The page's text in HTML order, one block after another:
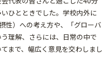
ひとときでした。学校内外に
性）への考え方や、「グローバ
理解、さらには、日常の中で
まで、幅広く意見を交わしまし